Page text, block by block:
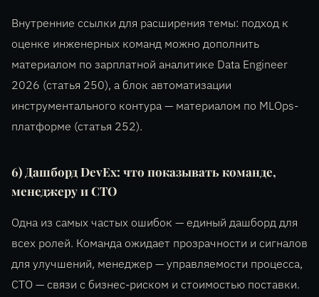
Внутренние ссылки для расширения темы: подход к
оценке инженерных команд можно дополнить
материалом по зарплатной аналитике Data Engineer
2026 (статья 250), а блок автоматизации
инструментального контура — материалом по MLOps-
платформе (статья 252).
6) Дашборд DevEx: что показывать команде,
менеджеру и CTO
Одна из самых частых ошибок — единый дашборд для
всех ролей. Команда ожидает прозрачности и сигналов
для улучшений, менеджер — управляемости процесса,
CTO — связи с бизнес-риском и стоимостью поставки.